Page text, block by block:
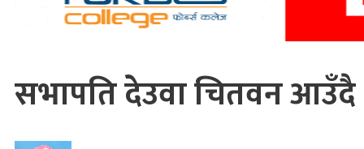
सभापति देउवा चितवन आउँदै